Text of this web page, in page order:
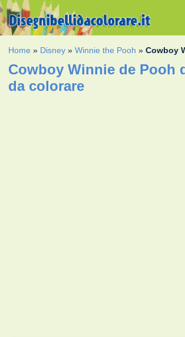
Home » Disney »Winnie the Pooh »Cowboy
Cowboy Winnie de Pooh
da colorare